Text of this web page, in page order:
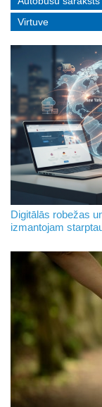
Virtuve
Digitālās robežas
izmantojam